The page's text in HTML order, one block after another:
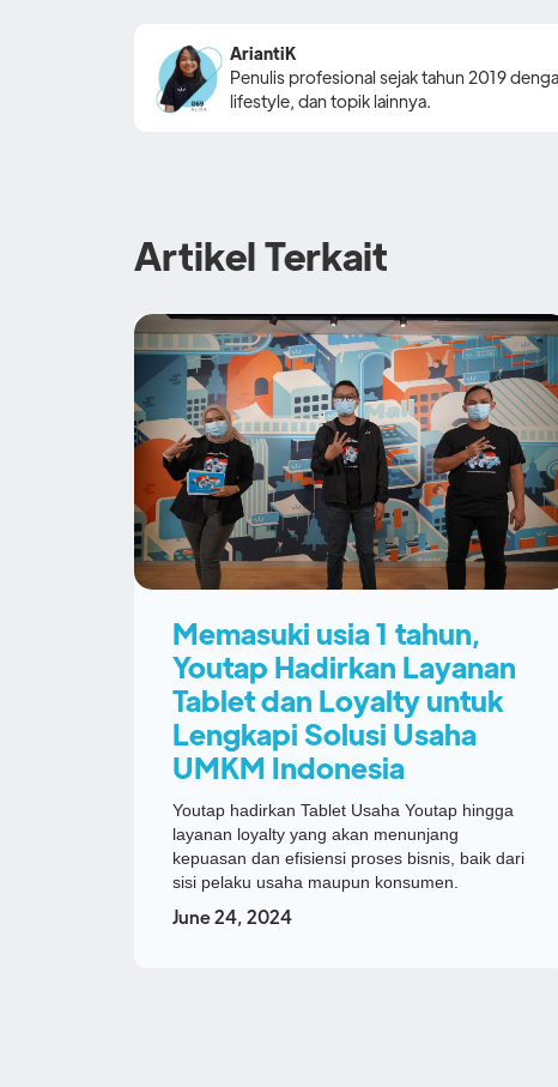
AriantiK
Penulis profesional sejak tahun 2019
lifestyle, dan topik lainnya.
Artikel Terkait
Memasuki usia 1 tahun,
Youtap Hadirkan Layanan
Tablet dan Loyalty untuk
Lengkapi Solusi Usaha
UMKM Indonesia
Youtap hadirkan Tablet Usaha Youtap hingga
layanan loyalty yang akan menunjang
kepuasan dan efisiensi proses bisnis, baik dari
sisi pelaku usaha maupun konsumen.
June 24, 2024